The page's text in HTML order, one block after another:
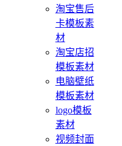
淘宝售后
卡模板素
材
淘宝店招
模板素材
电脑壁纸
模板素材
logo模板
素材
视频封面